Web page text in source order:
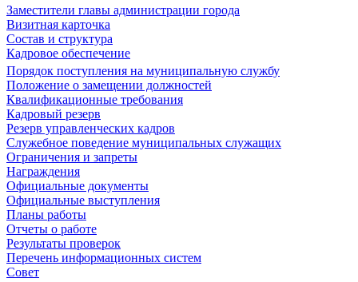
Заместители главы администрации города
Визитная карточка
Состав и структура
Кадровое обеспечение
Порядок поступления на муниципальную службу
Положение о замещении должностей
Квалификационные требования
Кадровый резерв
Резерв управленческих кадров
Служебное поведение муниципальных служащих
Ограничения и запреты
Награждения
Официальные документы
Официальные выступления
Планы работы
Отчеты о работе
Результаты проверок
Перечень информационных систем
Совет